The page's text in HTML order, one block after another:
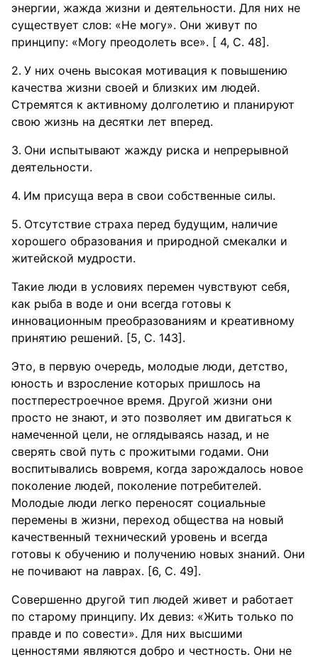
энергии, жажда жизни и деятельности. Для них не
существует слов: «Не могу». Они живут по
принципу: «Могу преодолеть все». [ 4, С. 48].
У них очень высокая мотивация к повышению
качества жизни своей и близких им людей.
Стремятся к активному долголетию и планируют
свою жизнь на десятки лет вперед.
Они испытывают жажду риска и непрерывной
деятельности.
Им присуща вера в свои собственные силы.
Отсутствие страха перед будущим, наличие
хорошего образования и природной смекалки и
житейской мудрости.
Такие люди в условиях перемен чувствуют себя,
как рыба в воде и они всегда готовы к
инновационным преобразованиям и креативному
принятию решений. [5, С. 143].
Это, в первую очередь, молодые люди, детство,
юность и взросление которых пришлось на
постперестроечное время. Другой жизни они
просто не знают, и это позволяет им двигаться к
намеченной цели, не оглядываясь назад, и не
сверять свой путь с прожитыми годами. Они
воспитывались вовремя, когда зарождалось новое
поколение людей, поколение потребителей.
Молодые люди легко переносят социальные
перемены в жизни, переход общества на новый
качественный технический уровень и всегда
готовы к обучению и получению новых знаний. Они
не почивают на лаврах. [6, С. 49].
Совершенно другой тип людей живет и работает
по старому принципу. Их девиз: «Жить только по
правде и по совести». Для них высшими
ценностями являются добро и честность. Они не